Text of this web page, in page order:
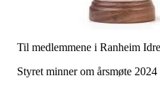
Til medlemmene i Ranheim
Styret minner om årsmøte